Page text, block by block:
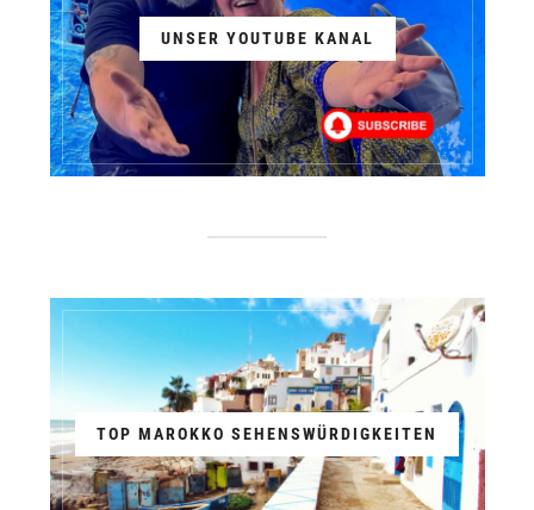
UNSER YOUTUBE KANAL
TOP MAROKKO SEHENSWÜRDIGKEITEN